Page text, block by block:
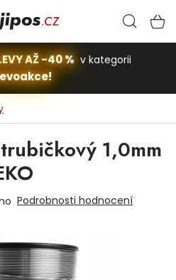
AŽ -40 % v kategorii
1,0mm
Podrobnosti hodnocení